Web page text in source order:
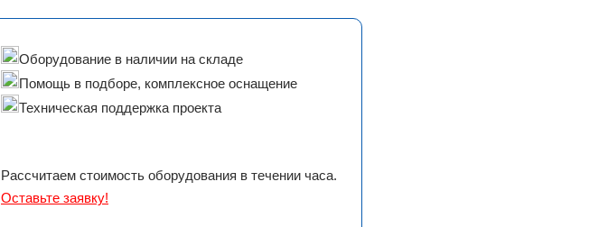
Оборудование в наличии на складе
Помощь в подборе, комплексное оснащение
Техническая поддержка проекта
Рассчитаем стоимость оборудования в течении часа.
Оставьте заявку!